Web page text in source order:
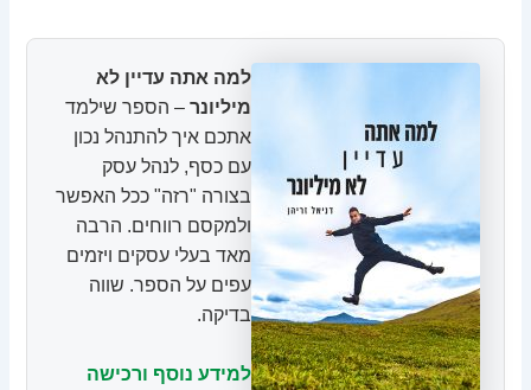
למה אתה עדיין לא
מיליונר – הספר שילמד
אתכם איך להתנהל נכון
עם כסף, לנהל עסק
בצורה "רזה" ככל האפשר
ולמקסם רווחים. הרבה
מאד בעלי עסקים ויזמים
עפים על הספר. שווה
בדיקה.
למידע נוסף ורכישה